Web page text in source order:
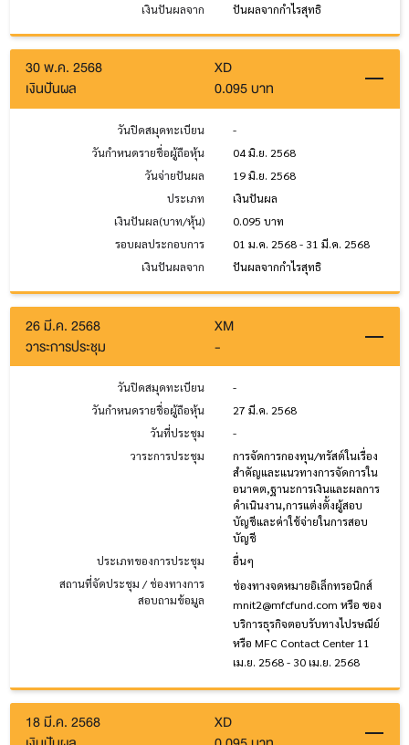
เงินปันผลจาก
ปันผลจากกำไรสุทธิ
30 พ.ค. 2568
XD
เงินปันผล
0.095 บาท
วันปิดสมุดทะเบียน
-
วันกำหนดรายชื่อผู้ถือหุ้น
04 มิ.ย. 2568
วันจ่ายปันผล
19 มิ.ย. 2568
ประเภท
เงินปันผล
เงินปันผล(บาท/หุ้น)
0.095 บาท
รอบผลประกอบการ
01 ม.ค. 2568 - 31 มี.ค. 2568
เงินปันผลจาก
ปันผลจากกำไรสุทธิ
26 มี.ค. 2568
XM
วาระการประชุม
-
วันปิดสมุดทะเบียน
-
วันกำหนดรายชื่อผู้ถือหุ้น
27 มี.ค. 2568
วันที่ประชุม
-
วาระการประชุม
การจัดการกองทุน/ทรัสต์ในเรื่อง
สำคัญและแนวทางการจัดการใน
อนาคต,ฐานะการเงินและผลการ
ดำเนินงาน,การแต่งตั้งผู้สอบ
บัญชีและค่าใช้จ่ายในการสอบ
บัญชี
ประเภทของการประชุม
อื่นๆ
สถานที่จัดประชุม / ช่องทางการ
สอบถามข้อมูล
ช่องทางจดหมายอิเล็กทรอนิกส์
mnit2@mfcfund.com หรือ ซอง
บริการธุรกิจตอบรับทางไปรษณีย์
หรือ MFC Contact Center 11
เม.ย. 2568 - 30 เม.ย. 2568
18 มี.ค. 2568
XD